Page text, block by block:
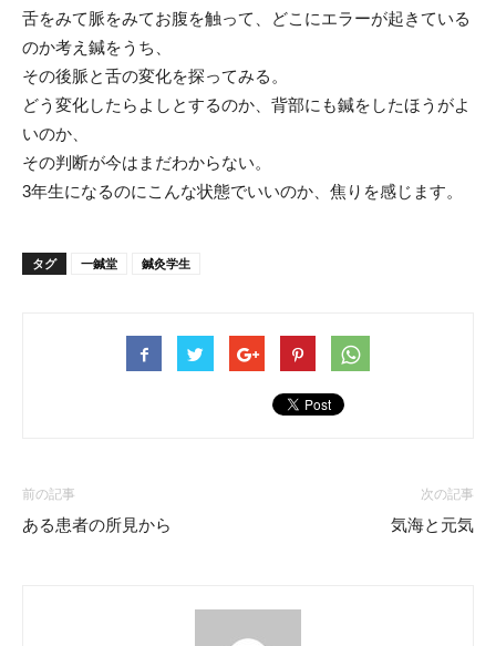
舌をみて脈をみてお腹を触って、どこにエラーが起きている
のか考え鍼をうち、
その後脈と舌の変化を探ってみる。
どう変化したらよしとするのか、背部にも鍼をしたほうがよ
いのか、
その判断が今はまだわからない。
3年生になるのにこんな状態でいいのか、焦りを感じます。
タグ 一鍼堂 鍼灸学生
前の記事
ある患者の所見から
次の記事
気海と元気